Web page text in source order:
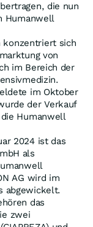
die nun
Humanwell
konzentriert sich
von
im Bereich der
im Oktober
der Verkauf
Humanwell
2024 ist das
als
AG wird im
abgewickelt.
das
zwei